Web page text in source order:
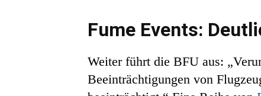
Fume Events:
Weiter führt die BFU aus:
Beeinträchtigungen von